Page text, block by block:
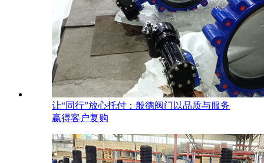
让“同行”放心托付：般德阀门以品质与服务
赢得客户复购